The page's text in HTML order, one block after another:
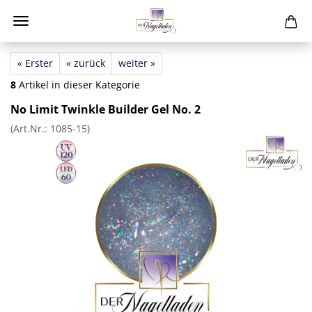
« Erster « zurück
weiter »
8 Artikel in dieser Kategorie
No Limit Twinkle Builder Gel No. 2
(Art.Nr.: 1085-15)